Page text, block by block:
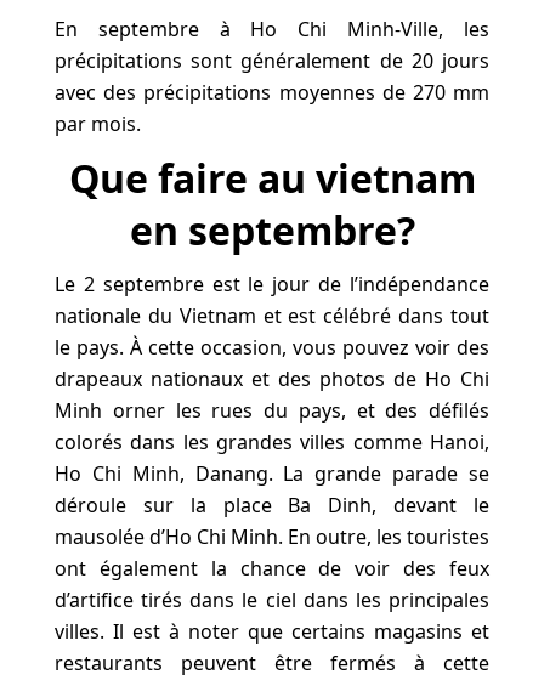
En septembre à Ho Chi Minh-Ville, les
précipitations sont généralement de 20 jours
avec des précipitations moyennes de 270 mm
par mois.
Que faire au vietnam
en septembre?
Le 2 septembre est le jour de l’indépendance
nationale du Vietnam et est célébré dans tout
le pays. À cette occasion, vous pouvez voir des
drapeaux nationaux et des photos de Ho Chi
Minh orner les rues du pays, et des défilés
colorés dans les grandes villes comme Hanoi,
Ho Chi Minh, Danang. La grande parade se
déroule sur la place Ba Dinh, devant le
mausolée d’Ho Chi Minh. En outre, les touristes
ont également la chance de voir des feux
d’artifice tirés dans le ciel dans les principales
villes. Il est à noter que certains magasins et
restaurants peuvent être fermés à cette